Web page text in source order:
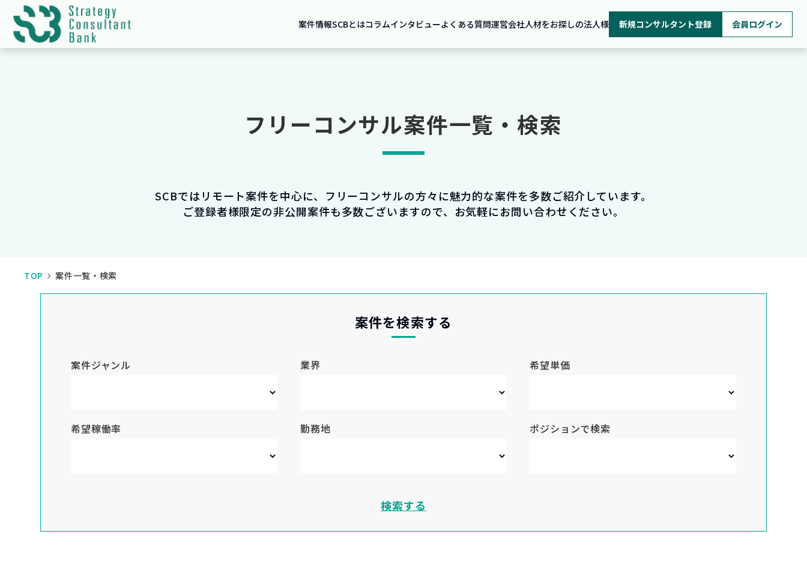
案件情報SCBとはコラムインタビューよくある質問運営会社人材をお探しの法人様 新規コンサルタント登録 会員ログイン
フリーコンサル案件一覧・検索
SCBではリモート案件を中心に、フリーコンサルの方々に魅力的な案件を多数ご紹介しています。
ご登録者様限定の非公開案件も多数ございますので、お気軽にお問い合わせください。
TOP 案件一覧・検索
案件を検索する
案件ジャンル 業界 希望単価
希望稼働率 勤務地 ポジションで検索